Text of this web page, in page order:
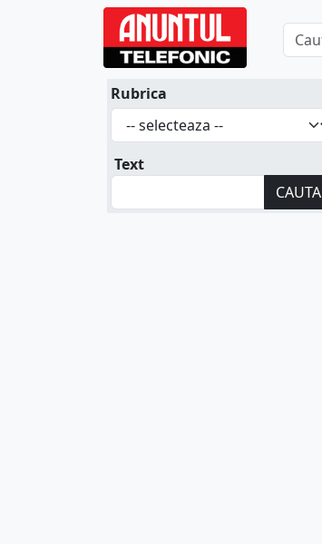
Rubrica
Text
CAUTA